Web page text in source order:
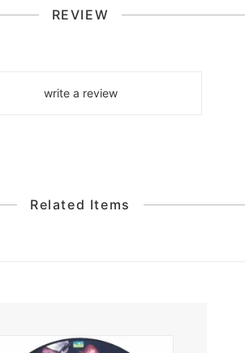
REVIEW
write a review
Related Items